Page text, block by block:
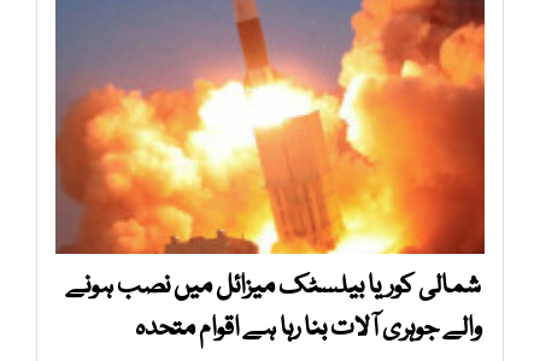
شمالی کوریا بیلسٹک میزائل میں نصب ہونے
والے جوہری آلات بنا رہا ہے اقوام متحدہ